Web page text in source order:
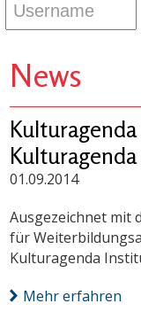
News
Kulturagenda
Kulturagenda
01.09.2014
Ausgezeichnet mit
für
Kulturagenda
Mehr erfahren